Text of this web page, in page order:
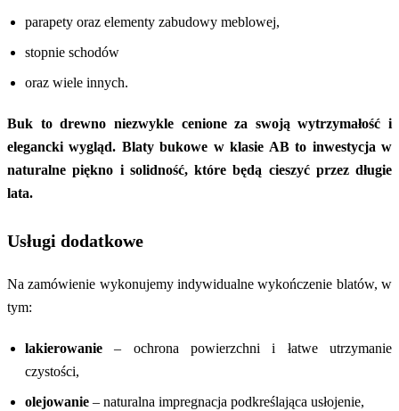
parapety oraz elementy zabudowy meblowej,
stopnie schodów
oraz wiele innych.
Buk to drewno niezwykle cenione za swoją wytrzymałość i
elegancki wygląd. Blaty bukowe w klasie AB to inwestycja w
naturalne piękno i solidność, które będą cieszyć przez długie
lata.
Usługi dodatkowe
Na zamówienie wykonujemy indywidualne wykończenie blatów, w
tym:
lakierowanie – ochrona powierzchni i łatwe utrzymanie
czystości,
olejowanie – naturalna impregnacja podkreślająca usłojenie,